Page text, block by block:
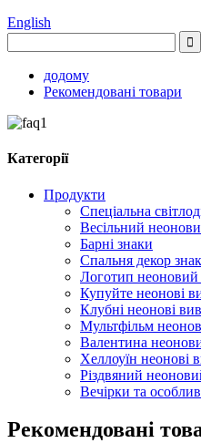
English
додому
Рекомендовані товари
Категорії
Продукти
Спеціальна
Весільний
Барні знаки
Спальня декор знак
Логотип неоновий
Купуйте неонові
Клубні неонові
Мультфільм
Валентина
Хеллоуїн неонові
Різдвяний
Вечірки та
Рекомендовані